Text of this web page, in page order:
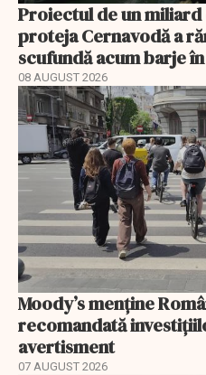
Proiectul de un
proteja Cernavodă a
scufundă acum barje
08 AUGUST 2026
Moody’s menține
recomandată
avertisment
07 AUGUST 2026